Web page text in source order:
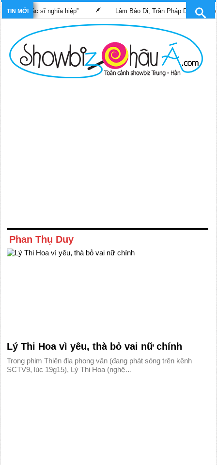
TIN MỚI
“Bác sĩ nghĩa hiệp” Lâm Bảo Di, Trần Pháp Dung tái ngộ
Phan Thụ Duy
Lý Thi Hoa vì yêu, thà bỏ vai nữ chính
Trong phim Thiên địa phong vân (đang phát sóng trên kênh
SCTV9, lúc 19g15), Lý Thi Hoa (nghệ…